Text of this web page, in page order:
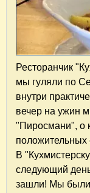
Ресторанчик
мы гуляли по
внутри
вечер на ужин
"Пиросмани", о
положительных
В
следующий
зашли! Мы были